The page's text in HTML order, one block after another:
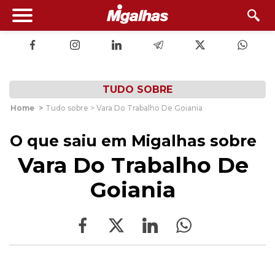
TUDO SOBRE
Home > Tudo sobre > Vara Do Trabalho De Goiania
O que saiu em Migalhas sobre
Vara Do Trabalho De
Goiania